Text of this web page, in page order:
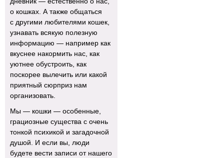
о кошках. А также общаться
с другими любителями кошек,
узнавать всякую полезную
информацию — например как
вкуснее накормить нас, как
уютнее обустроить, как
поскорее вылечить или какой
приятный сюрприз нам
организовать.
Мы — кошки — особенные,
грациозные существа с очень
тонкой психикой и загадочной
душой. И если вы, люди
будете вести записи от нашего